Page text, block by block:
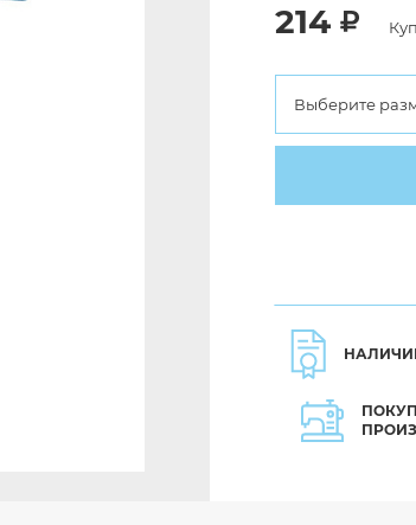
214
Выберите